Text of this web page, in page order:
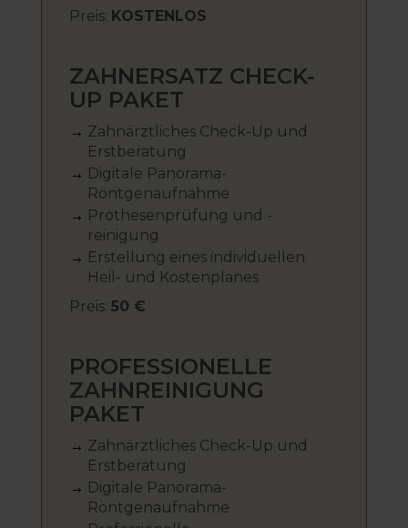
Preis: KOSTENLOS
ZAHNERSATZ CHECK-
UP PAKET
Zahnärztliches Check-Up und
Erstberatung
Digitale Panorama-
Röntgenaufnahme
Prothesenprüfung und -
reinigung
Erstellung eines individuellen
Heil- und Kostenplanes
Preis: 50 €
PROFESSIONELLE
ZAHNREINIGUNG
PAKET
Zahnärztliches Check-Up und
Erstberatung
Digitale Panorama-
Röntgenaufnahme